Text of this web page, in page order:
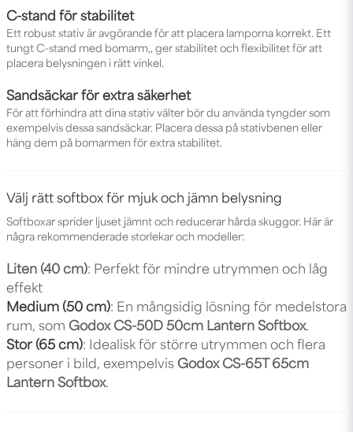
C-stand för stabilitet
Ett robust stativ är avgörande för att placera lamporna korrekt. Ett
tungt C-stand med bomarm,, ger stabilitet och flexibilitet för att
placera belysningen i rätt vinkel.
Sandsäckar för extra säkerhet
För att förhindra att dina stativ välter bör du använda tyngder som
exempelvis dessa sandsäckar. Placera dessa på stativbenen eller
häng dem på bomarmen för extra stabilitet.
Välj rätt softbox för mjuk och jämn belysning
Softboxar sprider ljuset jämnt och reducerar hårda skuggor. Här är
några rekommenderade storlekar och modeller:
Liten (40 cm): Perfekt för mindre utrymmen och låg
effekt
Medium (50 cm): En mångsidig lösning för medelstora
rum, som Godox CS-50D 50cm Lantern Softbox.
Stor (65 cm): Idealisk för större utrymmen och flera
personer i bild, exempelvis Godox CS-65T 65cm
Lantern Softbox.